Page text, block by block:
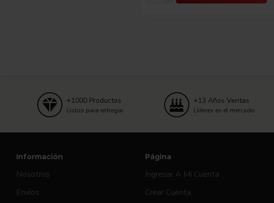
+1000 Productos
Listos para entregar
+13 Años Ventas
Líderes en el mercado
Información
Nosotros
Envíos
Página
Ingresar A Mi Cuenta
Crear Cuenta